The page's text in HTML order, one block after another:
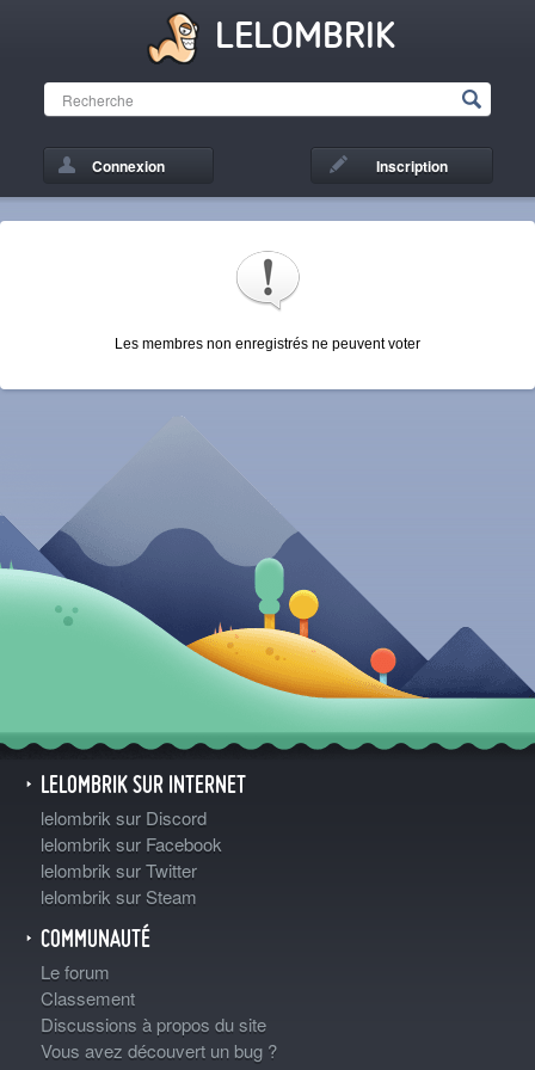
LELOMBRIK
Connexion Inscription
Les membres non enregistrés ne peuvent voter
LELOMBRIK SUR INTERNET
lelombrik sur Discord
lelombrik sur Facebook
lelombrik sur Twitter
lelombrik sur Steam
COMMUNAUTÉ
Le forum
Classement
Discussions à propos du site
Vous avez découvert un bug ?